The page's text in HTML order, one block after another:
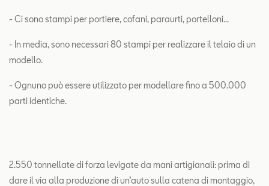
- Ci sono stampi per portiere, cofani, paraurti, portelloni...
- In media, sono necessari 80 stampi per realizzare il telaio di un
modello.
- Ognuno può essere utilizzato per modellare fino a 500.000
parti identiche.
2.550 tonnellate di forza levigate da mani artigianali: prima di
dare il via alla produzione di un’auto sulla catena di montaggio,